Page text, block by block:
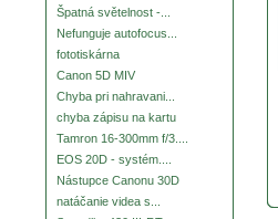
Špatná světelnost -...
Nefunguje autofocus...
fototiskárna
Canon 5D MIV
Chyba pri nahravani...
chyba zápisu na kartu
Tamron 16-300mm f/3....
EOS 20D - systém....
Nástupce Canonu 30D
natáčanie videa s...